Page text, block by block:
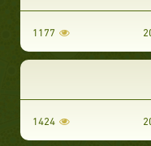
1177
1424